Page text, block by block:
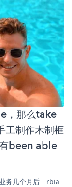
，那么take
制作木制框
been able
务几个月后，rbia